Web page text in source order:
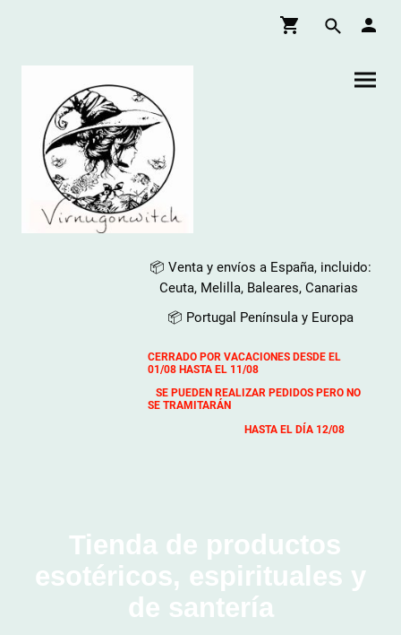
📦 Venta y envíos a España, incluido:
Ceuta, Melilla, Baleares, Canarias
📦 Portugal Península y Europa
CERRADO POR VACACIONES DESDE EL
01/08 HASTA EL 11/08
SE PUEDEN REALIZAR PEDIDOS PERO NO
SE TRAMITARÁN
HASTA EL DÍA 12/08
Tienda de productos
esotéricos, espirituales y
de santería